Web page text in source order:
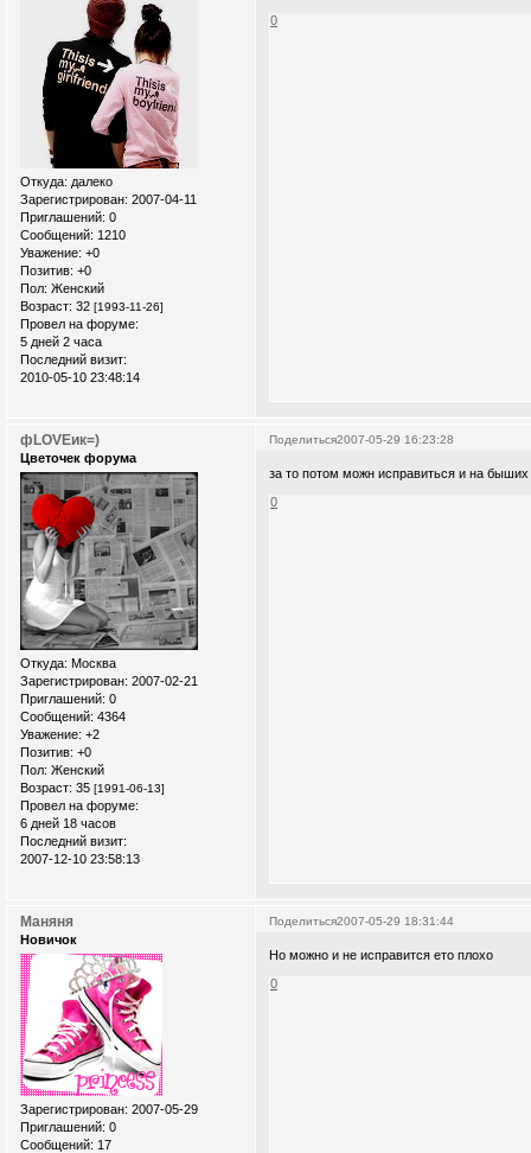
Откуда: далеко
Зарегистрирован: 2007-04-11
Приглашений: 0
Сообщений: 1210
Уважение: +0
Позитив: +0
Пол: Женский
Возраст: 32 [1993-11-26]
Провел на форуме:
5 дней 2 часа
Последний визит:
2010-05-10 23:48:14
0
Поделиться2007-05-29 16:23:28
фLOVEик=)
Цветочек форума
Откуда: Москва
Зарегистрирован: 2007-02-21
Приглашений: 0
Сообщений: 4364
Уважение: +2
Позитив: +0
Пол: Женский
Возраст: 35 [1991-06-13]
Провел на форуме:
6 дней 18 часов
Последний визит:
2007-12-10 23:58:13
за то потом можн исправиться и на
0
Поделиться2007-05-29 18:31:44
Маняня
Новичок
Зарегистрирован: 2007-05-29
Приглашений: 0
Сообщений: 17
Но можно и не исправится ето плохо
0